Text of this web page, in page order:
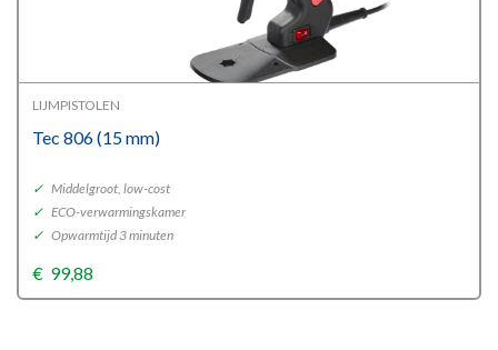
LIJMPISTOLEN
Tec 806 (15 mm)
✓ Middelgroot, low-cost
✓ ECO-verwarmingskamer
✓ Opwarmtijd 3 minuten
€ 99,88